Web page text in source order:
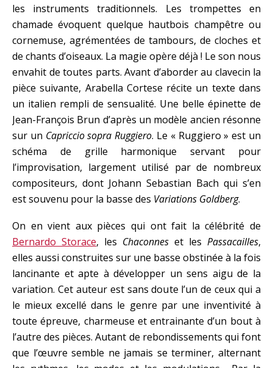
les instruments traditionnels. Les trompettes en
chamade évoquent quelque hautbois champêtre ou
cornemuse, agrémentées de tambours, de cloches et
de chants d’oiseaux. La magie opère déjà ! Le son nous
envahit de toutes parts. Avant d’aborder au clavecin la
pièce suivante, Arabella Cortese récite un texte dans
un italien rempli de sensualité. Une belle épinette de
Jean-François Brun d’après un modèle ancien résonne
sur un Capriccio sopra Ruggiero. Le « Ruggiero » est un
schéma de grille harmonique servant pour
l’improvisation, largement utilisé par de nombreux
compositeurs, dont Johann Sebastian Bach qui s’en
est souvenu pour la basse des Variations Goldberg.
On en vient aux pièces qui ont fait la célébrité de
Bernardo Storace, les Chaconnes et les Passacailles,
elles aussi construites sur une basse obstinée à la fois
lancinante et apte à développer un sens aigu de la
variation. Cet auteur est sans doute l’un de ceux qui a
le mieux excellé dans le genre par une inventivité à
toute épreuve, charmeuse et entrainante d’un bout à
l’autre des pièces. Autant de rebondissements qui font
que l’œuvre semble ne jamais se terminer, alternant